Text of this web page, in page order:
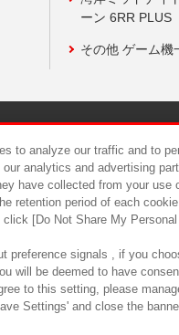
ーン 6RR PLUS
その他 ゲーム機
食品のご提供について
to analyze our traffic and to
analytics and advertising
have collected from your
retention period of each
[Do Not Share My
preference signals , if you
will be deemed to have
to this setting, please
Settings' and close the